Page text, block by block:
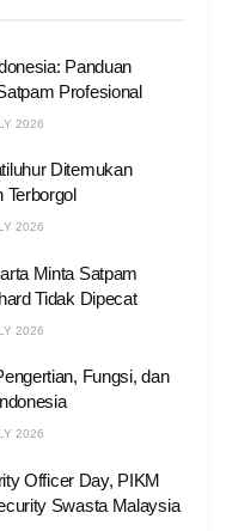
Panduan
Profesional
2026
Ditemukan
Terborgol
2026
Minta Satpam
Tidak Dipecat
2026
Fungsi, dan
2026
Officer Day, PIKM
Swasta Malaysia